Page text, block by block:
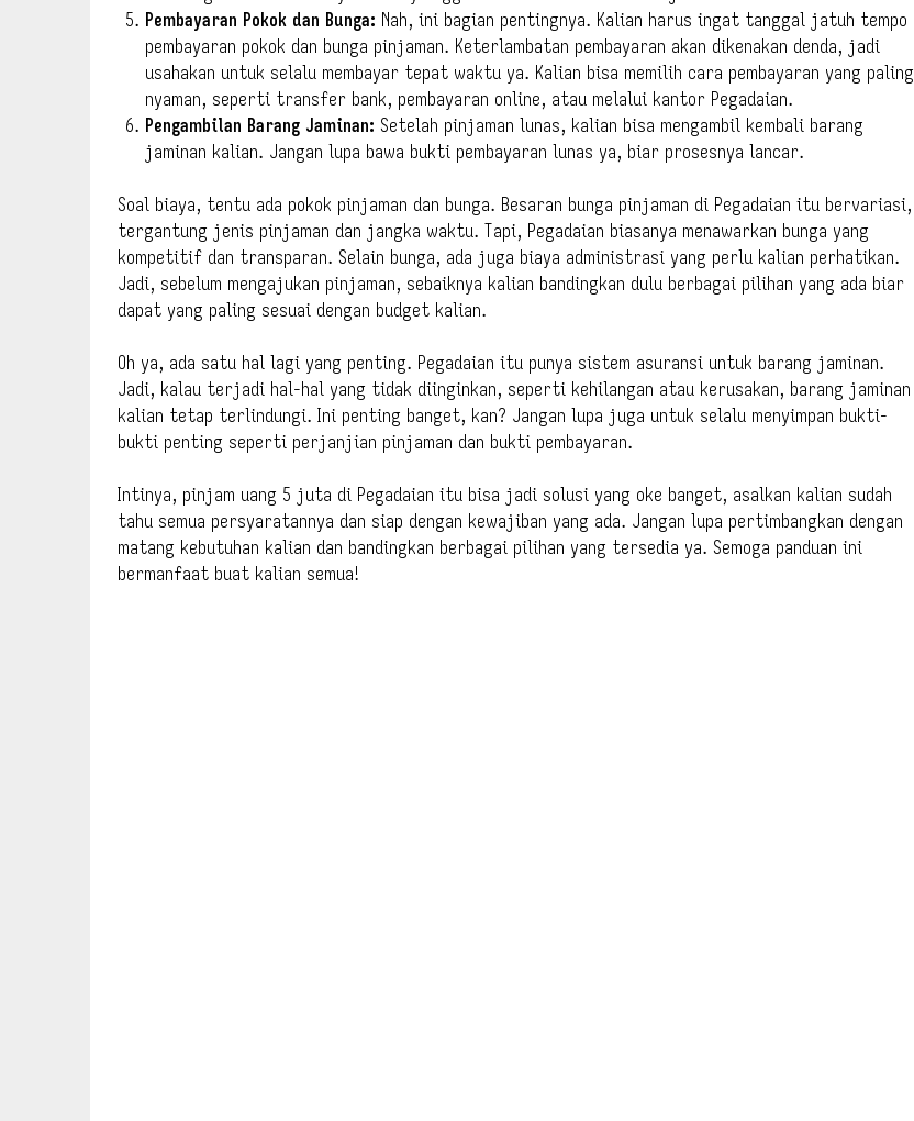
Pembayaran Pokok dan Bunga: Nah, ini bagian pentingnya. Kalian harus ingat tanggal jatuh tempo
pembayaran pokok dan bunga pinjaman. Keterlambatan pembayaran akan dikenakan denda, jadi
usahakan untuk selalu membayar tepat waktu ya. Kalian bisa memilih cara pembayaran yang paling
nyaman, seperti transfer bank, pembayaran online, atau melalui kantor Pegadaian.
Pengambilan Barang Jaminan: Setelah pinjaman lunas, kalian bisa mengambil kembali barang
jaminan kalian. Jangan lupa bawa bukti pembayaran lunas ya, biar prosesnya lancar.
Soal biaya, tentu ada pokok pinjaman dan bunga. Besaran bunga pinjaman di Pegadaian itu bervariasi,
tergantung jenis pinjaman dan jangka waktu. Tapi, Pegadaian biasanya menawarkan bunga yang
kompetitif dan transparan. Selain bunga, ada juga biaya administrasi yang perlu kalian perhatikan.
Jadi, sebelum mengajukan pinjaman, sebaiknya kalian bandingkan dulu berbagai pilihan yang ada biar
dapat yang paling sesuai dengan budget kalian.
Oh ya, ada satu hal lagi yang penting. Pegadaian itu punya sistem asuransi untuk barang jaminan.
Jadi, kalau terjadi hal-hal yang tidak diinginkan, seperti kehilangan atau kerusakan, barang jaminan
kalian tetap terlindungi. Ini penting banget, kan? Jangan lupa juga untuk selalu menyimpan bukti-
bukti penting seperti perjanjian pinjaman dan bukti pembayaran.
Intinya, pinjam uang 5 juta di Pegadaian itu bisa jadi solusi yang oke banget, asalkan kalian sudah
tahu semua persyaratannya dan siap dengan kewajiban yang ada. Jangan lupa pertimbangkan dengan
matang kebutuhan kalian dan bandingkan berbagai pilihan yang tersedia ya. Semoga panduan ini
bermanfaat buat kalian semua!